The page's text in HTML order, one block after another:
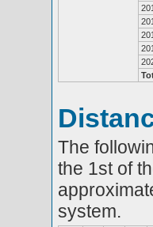
The
the 1st of
system.